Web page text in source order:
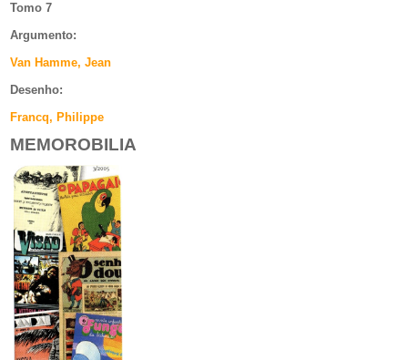
Tomo 7
Argumento:
Van Hamme, Jean
Desenho:
Francq, Philippe
MEMOROBILIA